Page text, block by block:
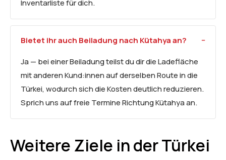
Inventarliste für dich.
Bietet ihr auch Beiladung nach Kütahya an?
Ja — bei einer Beiladung teilst du dir die Ladefläche
mit anderen Kund:innen auf derselben Route in die
Türkei, wodurch sich die Kosten deutlich reduzieren.
Sprich uns auf freie Termine Richtung Kütahya an.
Weitere Ziele in der Türkei